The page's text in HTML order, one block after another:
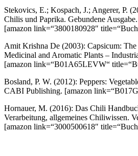
Stekovics, E.; Kospach, J.; Angerer, P.
Chilis und Paprika. Gebundene
[amazon link=“3800180928″
Amit Krishna De (2003): Capsicum: The
Medicinal and Aromatic Plants –
[amazon link=“B01A65LEVW“
Bosland, P. W. (2012): Peppers:
CABI Publishing. [amazon
Hornauer, M. (2016): Das Chili
Verarbeitung, allgemeines Chiliwissen.
[amazon link=“3000500618″